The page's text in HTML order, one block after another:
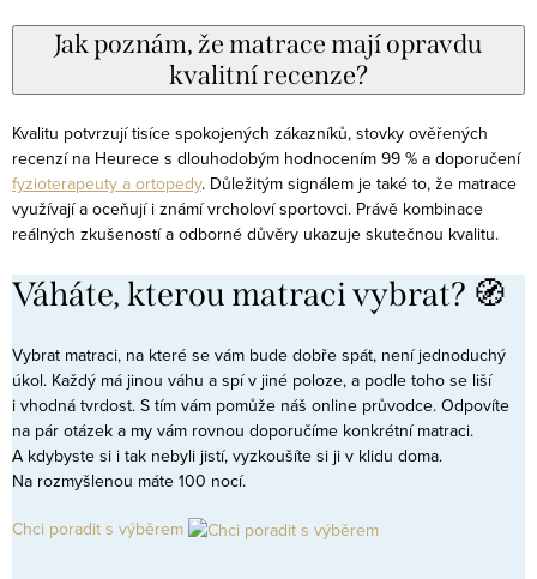
Jak poznám, že matrace mají opravdu
kvalitní recenze?
Kvalitu potvrzují tisíce spokojených zákazníků, stovky ověřených
recenzí na Heurece s dlouhodobým hodnocením 99 % a doporučení
fyzioterapeuty a ortopedy. Důležitým signálem je také to, že matrace
využívají a oceňují i známí vrcholoví sportovci. Právě kombinace
reálných zkušeností a odborné důvěry ukazuje skutečnou kvalitu.
Váháte, kterou matraci vybrat? 🧭
Vybrat matraci, na které se vám bude dobře spát, není jednoduchý
úkol. Každý má jinou váhu a spí v jiné poloze, a podle toho se liší
i vhodná tvrdost. S tím vám pomůže náš online průvodce. Odpovíte
na pár otázek a my vám rovnou doporučíme konkrétní matraci.
A kdybyste si i tak nebyli jistí, vyzkoušíte si ji v klidu doma.
Na rozmyšlenou máte 100 nocí.
Chci poradit s výběrem